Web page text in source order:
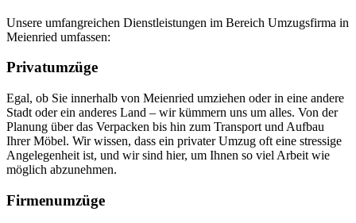
Unsere umfangreichen Dienstleistungen im Bereich Umzugsfirma in
Meienried umfassen:
Privatumzüge
Egal, ob Sie innerhalb von Meienried umziehen oder in eine andere
Stadt oder ein anderes Land – wir kümmern uns um alles. Von der
Planung über das Verpacken bis hin zum Transport und Aufbau
Ihrer Möbel. Wir wissen, dass ein privater Umzug oft eine stressige
Angelegenheit ist, und wir sind hier, um Ihnen so viel Arbeit wie
möglich abzunehmen.
Firmenumzüge